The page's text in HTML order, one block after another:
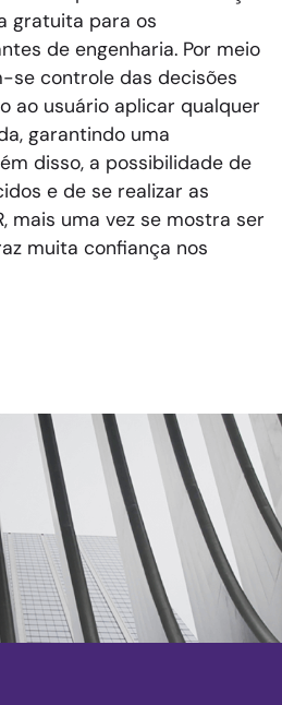
gratuita para os
de engenharia. Por meio
se controle das decisões
ao usuário aplicar qualquer
garantindo uma
disso, a possibilidade de
e de se realizar as
mais uma vez se mostra ser
muita confiança nos